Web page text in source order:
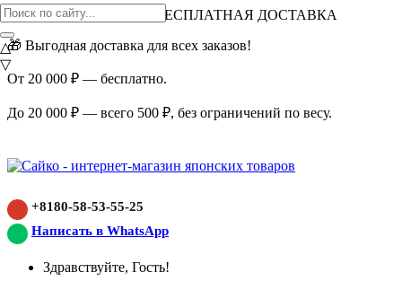
ВНИМАНИЕ АКЦИЯ!
БЕСПЛАТНАЯ ДОСТАВКА
🎁 Выгодная доставка для всех заказов!
От 20 000 ₽ — бесплатно.
До 20 000 ₽ — всего 500 ₽, без ограничений по весу.
+8180-58-53-55-25
Написать в WhatsApp
Здравствуйте, Гость!
△
▽